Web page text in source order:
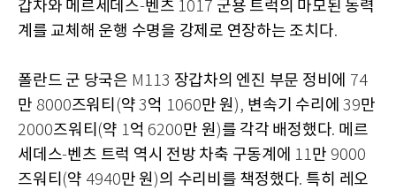
갑차와 메르세데스-벤츠 1017 군용 트럭의 마모된 동력
계를 교체해 운행 수명을 강제로 연장하는 조치다.
폴란드 군 당국은 M113 장갑차의 엔진 부문 정비에 74
만 8000즈워티 (약3억 1060만 원 ), 변속기 수리에 39만
2000즈워티 (약 1억 6200만 원 )를 각각 배정했다. 메르
세데스-벤츠 트럭 역시 전방 차축 구동계에 11만 9000
즈워티 (약 4940만 원 )의 수리비를 책정했다. 특히 레오